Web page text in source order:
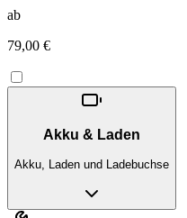
ab
79,00 €
Akku & Laden
Akku, Laden und Ladebuchse